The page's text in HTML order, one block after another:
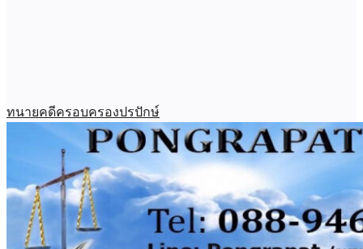
ทนายคดีครอบครองปรปักษ์